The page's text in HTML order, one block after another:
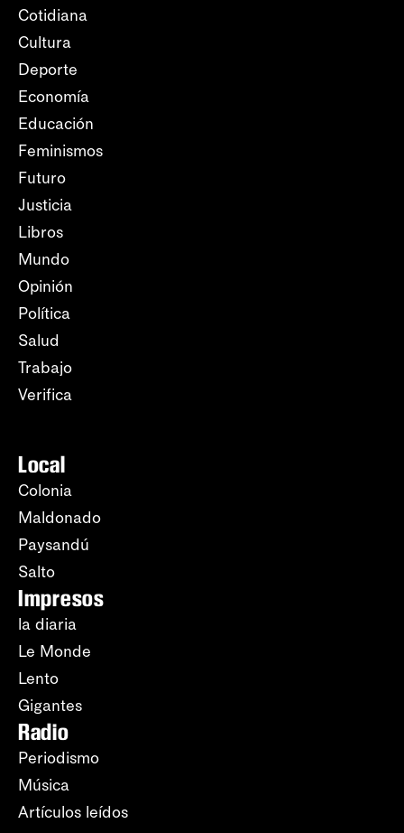
Cotidiana
Cultura
Deporte
Economía
Educación
Feminismos
Futuro
Justicia
Libros
Mundo
Opinión
Política
Salud
Trabajo
Verifica
Local
Colonia
Maldonado
Paysandú
Salto
Impresos
la diaria
Le Monde
Lento
Gigantes
Radio
Periodismo
Música
Artículos leídos